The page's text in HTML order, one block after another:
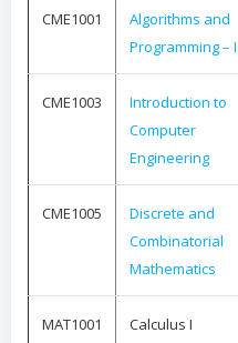
CME1001
Algorithms and
Programming – I
CME1003
Introduction to
Computer
Engineering
CME1005
Discrete and
Combinatorial
Mathematics
MAT1001 Calculus I